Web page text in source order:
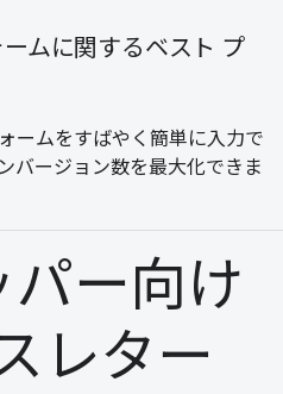
ムに関するベスト プ
ームをすばやく簡単に入力で
バージョン数を最大化できま
ー向け
レター